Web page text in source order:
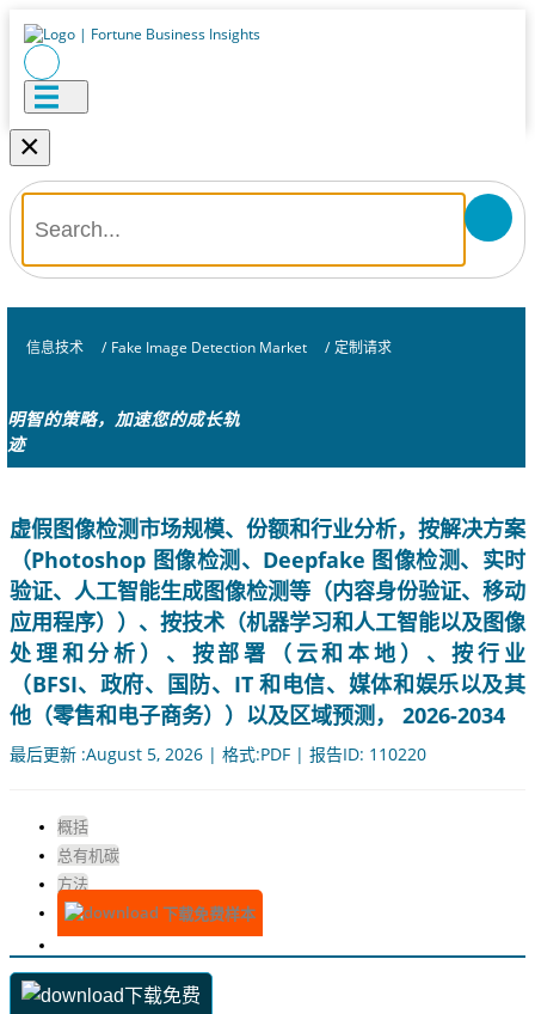
×
信息技术 / Fake Image Detection Market / 定制请求
明智的策略，加速您的成长轨
迹
虚假图像检测市场规模、份额和行业分析，按解决方案
（Photoshop 图像检测、Deepfake 图像检测、实时
验证、人工智能生成图像检测等（内容身份验证、移动
应用程序））、按技术（机器学习和人工智能以及图像
处理和分析）、按部署（云和本地）、按行业
（BFSI、政府、国防、IT 和电信、媒体和娱乐以及其
他（零售和电子商务））以及区域预测， 2026-2034
最后更新 :August 5, 2026 | 格式:PDF | 报告ID: 110220
概括
总有机碳
方法
下载免费样本
下载免费